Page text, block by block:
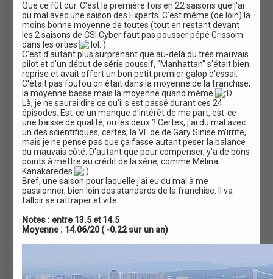
i
o
n
Que ce fût dur. C'est la première fois en 22 saisons que j'ai
du mal avec une saison des Experts. C'est même (de loin) la
moins bonne moyenne de toutes (tout en restant devant
les 2 saisons de CSI Cyber faut pas pousser pépé Grissom
dans les orties
).
C'est d'autant plus surprenant que au-delà du très mauvais
pilot et d'un début de série poussif, "Manhattan" s'était bien
reprise et avait offert un bon petit premier galop d'essai.
C'était pas foufou on était dans la moyenne de la franchise,
la moyenne basse mais la moyenne quand même
Là, je ne saurai dire ce qu'il s'est passé durant ces 24
épisodes. Est-ce un manque d'intérêt de ma part, est-ce
une baisse de qualité, ou les deux ? Certes, j'ai du mal avec
un des scientifiques, certes, la VF de de Gary Sinise m'irrite,
mais je ne pense pas que ça fasse autant peser la balance
du mauvais côté. D'autant que pour compenser, y'a de bons
points à mettre au crédit de la série, comme Mélina
Kanakaredes
Bref, une saison pour laquelle j'ai eu du mal à me
passionner, bien loin des standards de la franchise. Il va
falloir se rattraper et vite.
Notes : entre 13.5 et 14.5
Moyenne : 14.06/20 ( -0.22 sur un an)